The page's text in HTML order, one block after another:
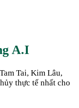
A.I
Tai, Kim Lâu,
thực tế nhất cho